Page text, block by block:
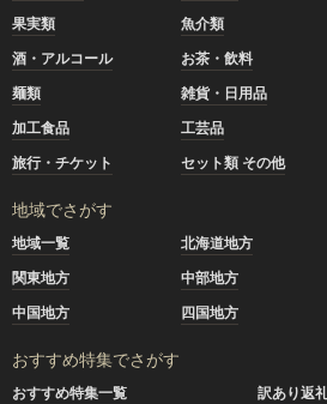
果実類
魚介類
酒・アルコール
お茶・飲料
麺類
雑貨・日用品
加工食品
工芸品
旅行・チケット
セット類 その他
地域でさがす
地域一覧 北海道地方
関東地方
中部地方
中国地方
四国地方
おすすめ特集でさがす
おすすめ特集一覧
訳あり返